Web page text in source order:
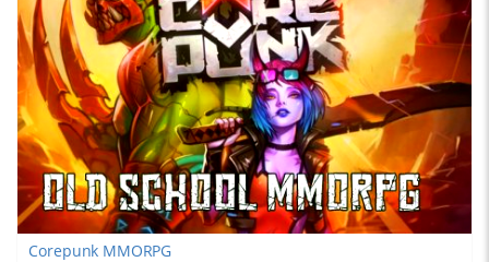
Corepunk MMORPG